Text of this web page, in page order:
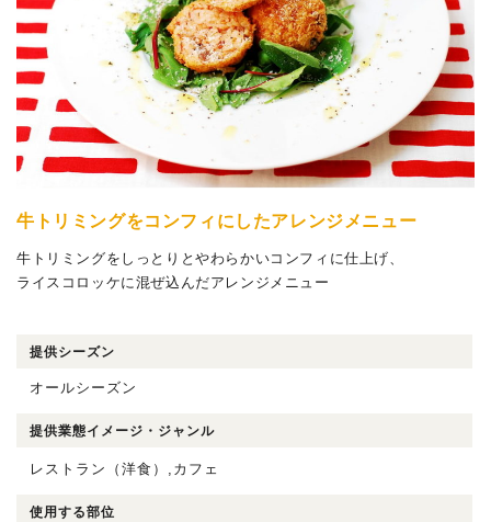
牛トリミングをコンフィにしたアレンジメニュー
牛トリミングをしっとりとやわらかいコンフィに仕上げ、
ライスコロッケに混ぜ込んだアレンジメニュー
提供シーズン
オールシーズン
提供業態イメージ・ジャンル
レストラン（洋食）,カフェ
使用する部位